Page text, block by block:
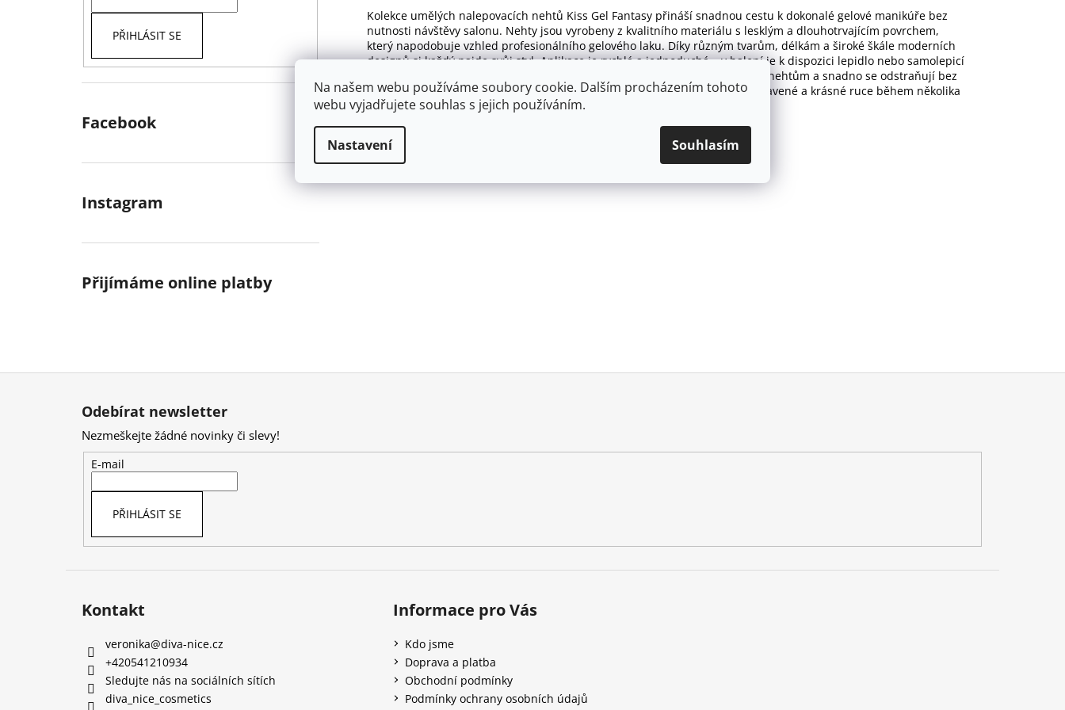
Na našem webu používáme soubory cookie. Dalším procházením tohoto
webu vyjadřujete souhlas s jejich používáním.
Nastavení Souhlasím
PŘIHLÁSIT SE
Facebook
Instagram
Přijímáme online platby
Kolekce umělých nalepovacích nehtů Kiss Gel Fantasy přináší snadnou cestu k dokonalé gelové manikúře bez
nutnosti návštěvy salonu. Nehty jsou vyrobeny z kvalitního materiálu s lesklým a dlouhotrvajícím povrchem,
který napodobuje vzhled profesionálního gelového laku. Díky různým tvarům, délkám a široké škále moderních
designů si každý najde svůj styl. Aplikace je rychlá a jednoduchá – v balení je k dispozici lepidlo nebo samolepicí
podložky pro pevné a dlouhodobé uchycení. Nehty jsou šetrné k přírodním nehtům a snadno se odstraňují bez
jejich poškození. Perfektní řešení pro každou příležitost, kdy chcete mít upravené a krásné ruce během několika
minut. Kolekce Kiss Gel Fantasy nabízí pohodlí, kvalitu a styl v jednom!
Odebírat newsletter
Nezmeškejte žádné novinky či slevy!
E-mail
PŘIHLÁSIT SE
Kontakt
veronika@diva-nice.cz
+420541210934
Sledujte nás na sociálních sítích
diva_nice_cosmetics
Informace pro Vás
Kdo jsme
Doprava a platba
Obchodní podmínky
Podmínky ochrany osobních údajů